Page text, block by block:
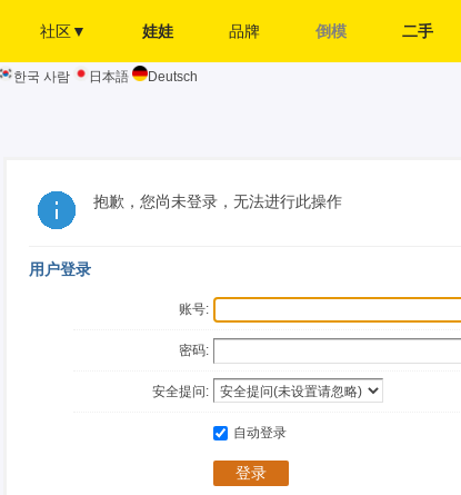
社区▼ 娃娃 品牌 倒模 二手
한국 사람 日本語 Deutsch
抱歉，您尚未登录，无法进行此操作
用户登录
账号:
密码:
安全提问:
自动登录
登录